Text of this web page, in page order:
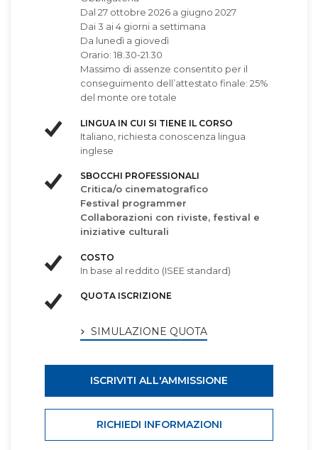
Dal 27 ottobre 2026 a giugno 2027
Dai 3 ai 4 giorni a settimana
Da lunedì a giovedì
Orario: 18.30-21.30
Massimo di assenze consentito per il
conseguimento dell’attestato finale: 25%
del monte ore totale
LINGUA IN CUI SI TIENE IL CORSO
Italiano, richiesta conoscenza lingua
inglese
SBOCCHI PROFESSIONALI
Critica/o cinematografico
Festival programmer
Collaborazioni con riviste, festival e
iniziative culturali
COSTO
In base al reddito (ISEE standard)
QUOTA ISCRIZIONE
SIMULAZIONE QUOTA
ISCRIVITI ALL'AMMISSIONE
RICHIEDI INFORMAZIONI